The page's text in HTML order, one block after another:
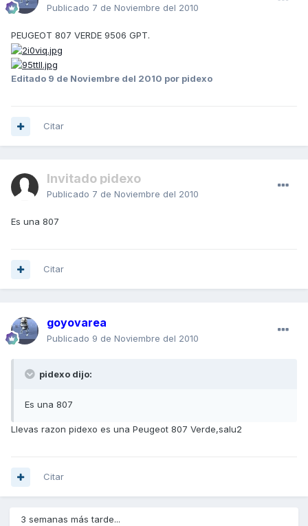
Publicado 7 de Noviembre del 2010
PEUGEOT 807 VERDE 9506 GPT.
Editado 9 de Noviembre del 2010 por pidexo
Citar
Invitado pidexo
Publicado 7 de Noviembre del 2010
Es una 807
Citar
goyovarea
Publicado 9 de Noviembre del 2010
pidexo dijo:
Es una 807
Llevas razon pidexo es una Peugeot 807 Verde,salu2
Citar
3 semanas más tarde...